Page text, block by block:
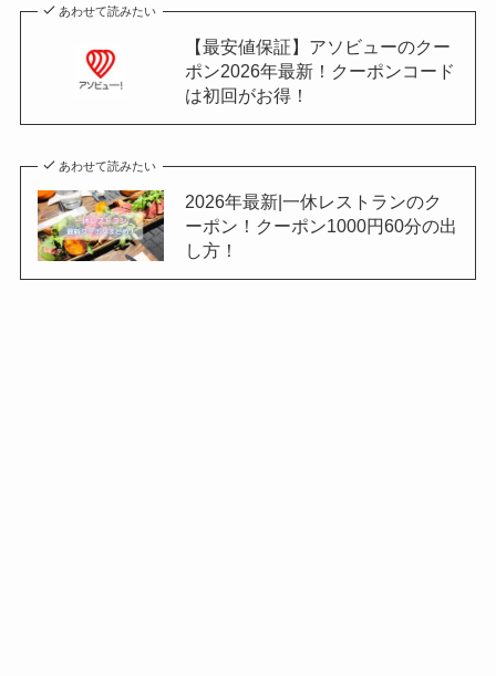
あわせて読みたい
【最安値保証】アソビューのクー
ポン2026年最新！クーポンコード
は初回がお得！
あわせて読みたい
2026年最新|一休レストランのク
ーポン！クーポン1000円60分の出
し方！